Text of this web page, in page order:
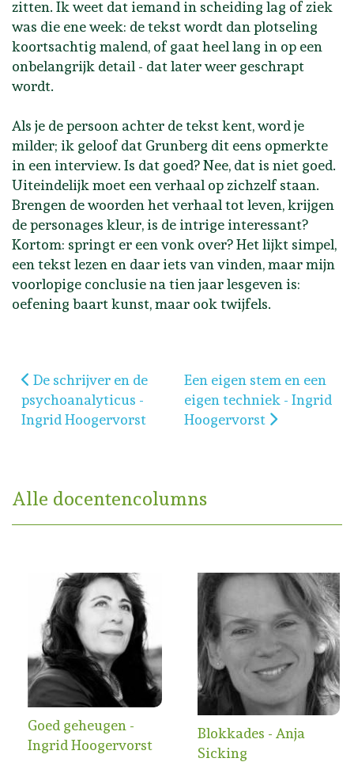
zitten. Ik weet dat iemand in scheiding lag of ziek
was die ene week: de tekst wordt dan plotseling
koortsachtig malend, of gaat heel lang in op een
onbelangrijk detail - dat later weer geschrapt
wordt.
Als je de persoon achter de tekst kent, word je
milder; ik geloof dat Grunberg dit eens opmerkte
in een interview. Is dat goed? Nee, dat is niet goed.
Uiteindelijk moet een verhaal op zichzelf staan.
Brengen de woorden het verhaal tot leven, krijgen
de personages kleur, is de intrige interessant?
Kortom: springt er een vonk over? Het lijkt simpel,
een tekst lezen en daar iets van vinden, maar mijn
voorlopige conclusie na tien jaar lesgeven is:
oefening baart kunst, maar ook twijfels.
Vorig artikel: De schrijver en de psychoanalyticus
De schrijver en de
psychoanalyticus -
Ingrid Hoogervorst
Volgende artikel: Een
Een eigen stem en een
eigen techniek - Ingrid
Hoogervorst
Alle docentencolumns
Goed geheugen -
Ingrid Hoogervorst
Blokkades - Anja
Sicking